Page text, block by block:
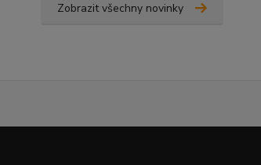
Zobrazit všechny novinky